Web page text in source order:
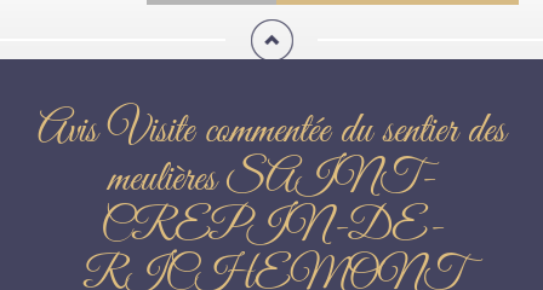
Avis Visite commentée du sentier des
meulières SAINT-
CREPIN-DE-
RICHEMONT